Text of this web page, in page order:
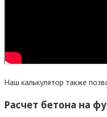
Наш калькулятор также
Расчет бетона на